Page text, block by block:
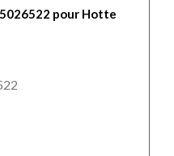
pour Hotte